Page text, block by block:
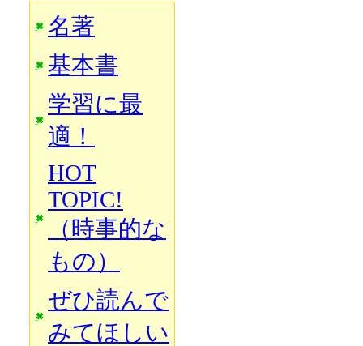
名著
基本書
学習に最
適！
HOT
TOPIC!
（時事的な
もの）
ぜひ読んで
みてほしい